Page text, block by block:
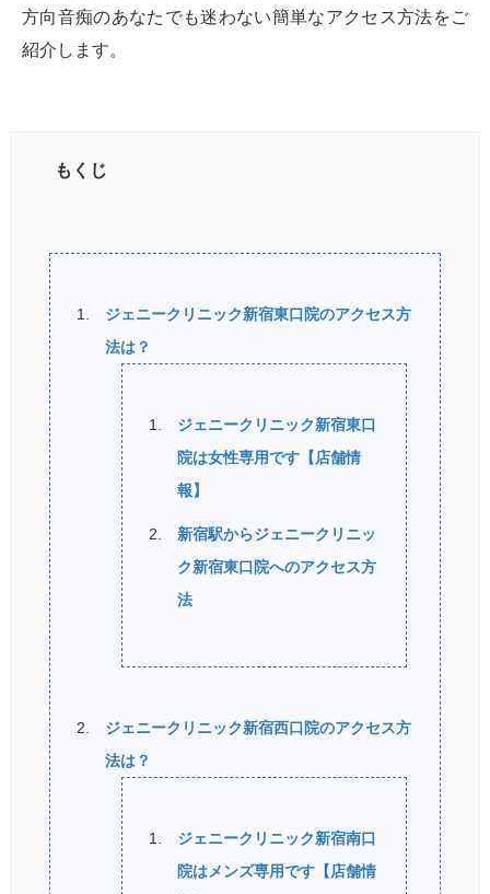
方向音痴のあなたでも迷わない簡単なアクセス方法をご
紹介します。
もくじ
ジェニークリニック新宿東口院のアクセス方
法は？
ジェニークリニック新宿東口
院は女性専用です【店舗情
報】
新宿駅からジェニークリニッ
ク新宿東口院へのアクセス方
法
ジェニークリニック新宿西口院のアクセス方
法は？
ジェニークリニック新宿南口
院はメンズ専用です【店舗情